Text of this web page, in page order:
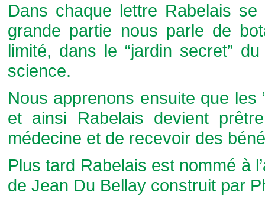
Dans chaque lettre Rabelais
grande partie nous parle de
limité, dans le “jardin secret”
science.
Nous apprenons ensuite que les
et ainsi Rabelais devient
médecine et de recevoir des
Plus tard Rabelais est nommé à
de Jean Du Bellay construit par